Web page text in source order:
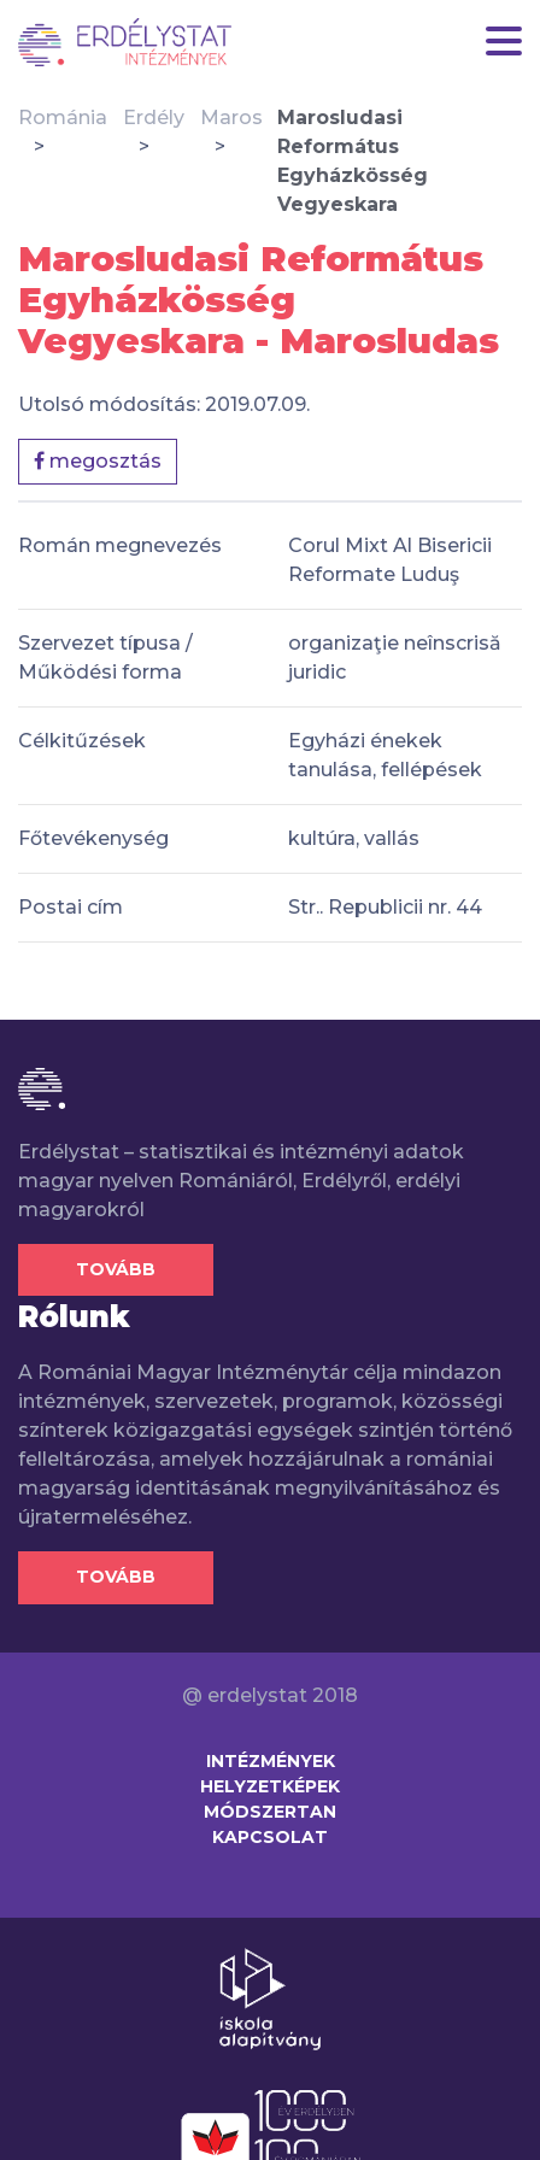
Románia Erdély Maros
Marosludasi
Református
Egyházkösség
Vegyeskara
Marosludasi Református
Egyházkösség
Vegyeskara - Marosludas
Utolsó módosítás: 2019.07.09.
megosztás
Román megnevezés
Corul Mixt Al Bisericii
Reformate Luduş
Szervezet típusa /
Működési forma
organizaţie neînscrisă
juridic
Célkitűzések
Egyházi énekek
tanulása, fellépések
Főtevékenység kultúra, vallás
Postai cím Str.. Republicii nr. 44
Erdélystat – statisztikai és intézményi adatok
magyar nyelven Romániáról, Erdélyről, erdélyi
magyarokról
TOVÁBB
Rólunk
A Romániai Magyar Intézménytár célja mindazon
intézmények, szervezetek, programok, közösségi
színterek közigazgatási egységek szintjén történő
felleltározása, amelyek hozzájárulnak a romániai
magyarság identitásának megnyilvánításához és
újratermeléséhez.
TOVÁBB
@ erdelystat 2018
INTÉZMÉNYEK
HELYZETKÉPEK
MÓDSZERTAN
KAPCSOLAT